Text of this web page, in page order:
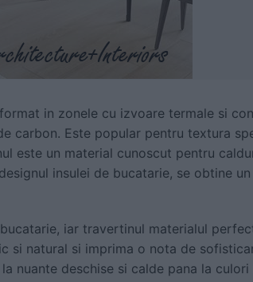
in zonele cu izvoare termale si
carbon. Este popular pentru textura
este un material cunoscut pentru
insulei de bucatarie, se obtine
iar travertinul materialul
si natural si imprima o nota de
nuante deschise si calde pana la culori